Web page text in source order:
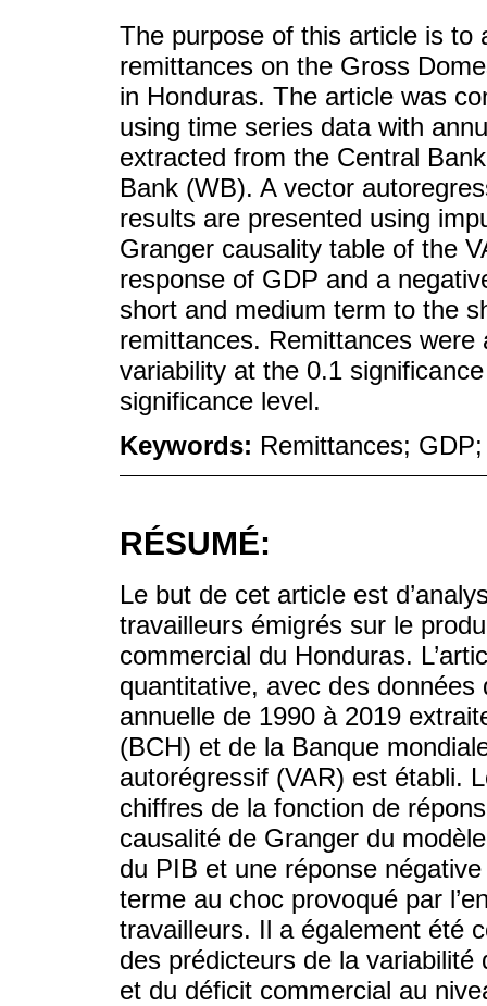
The purpose of this article is to
remittances on the Gross
in Honduras. The article was
using time series data with
extracted from the Central
Bank (WB). A vector
results are presented using
Granger causality table of the
response of GDP and a
short and medium term to the
remittances. Remittances
variability at the 0.1
significance level.
Keywords: Remittances;
RÉSUMÉ:
Le but de cet article est
travailleurs émigrés sur le
commercial du Honduras.
quantitative, avec des
annuelle de 1990 à 2019
(BCH) et de la Banque
autorégressif (VAR) est établi.
chiffres de la fonction de
causalité de Granger du
du PIB et une réponse
terme au choc provoqué par
travailleurs. Il a également été
des prédicteurs de la
et du déficit commercial au